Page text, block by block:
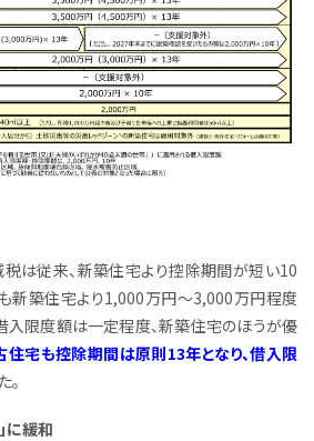
は従来、新築住宅より控除期間が短い10
新築住宅より1,000万円〜3,000万円程度
入限度額は一定程度、新築住宅のほうが優
住宅も控除期間は原則13年となり、借入限
。
に緩和